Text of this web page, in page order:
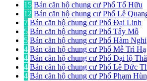
15 Bán căn hộ chung cư Phố Tố Hữu
12 Bán căn hộ chung cư Phố Lê
7 Bán căn hộ chung cư Phố Đại Linh
5 Bán căn hộ chung cư Phố Tây Mỗ
5 Bán căn hộ chung cư Phố Hàm Nghi
4 Bán căn hộ chung cư Phố Mễ Trì Hạ
4 Bán căn hộ chung cư Phố Đại lộ
4 Bán căn hộ chung cư Phố Lê Đức
4 Bán căn hộ chung cư Phố Phạm